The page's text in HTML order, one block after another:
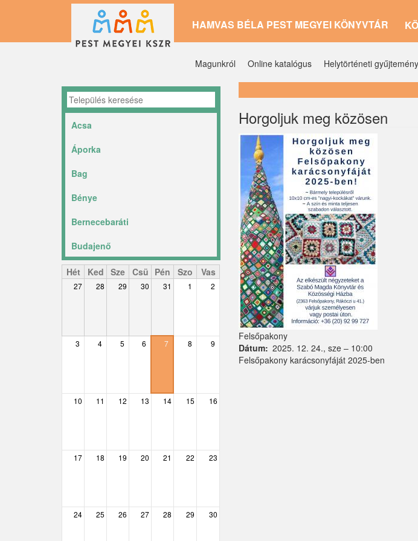
tartalomra
HAMVAS BÉLA PEST MEGYEI KÖNYVTÁR
Magunkról Online katalógus Helytörténeti gyűjtemény
Acsa
Áporka
Bag
Bénye
Bernecebaráti
Budajenő
Ceglédbercel
Csobánka
Csörög
Délegyháza
Dunabogdány
Hét Ked Sze Csü Pén Szo Vas
27 28 29 30 31 1 2
3 4 5 6 7 8 9
10 11 12 13 14 15 16
17 18 19 20 21 22 23
24 25 26 27 28 29 30
Horgoljuk meg közösen
Felsőpakony
Dátum
2025. 12. 24., sze – 10:00
Felsőpakony karácsonyfáját 2025-ben